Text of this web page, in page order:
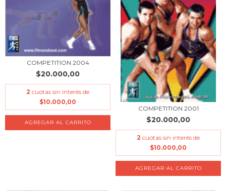
COMPETITION 2004
$20.000,00
2 cuotas sin interés de
$10.000,00
COMPETITION 2001
$20.000,00
2 cuotas sin interés de
$10.000,00